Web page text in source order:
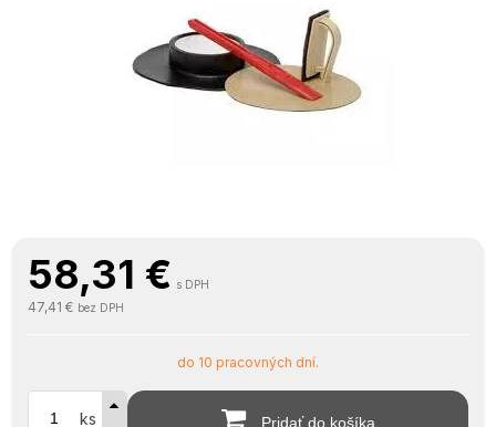
58,31 € s DPH
47,41 € bez DPH
do 10 pracovných dní.
ks Pridať do košíka